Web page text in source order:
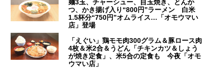
麺3玉、チャーシュー、目玉焼き、とんか
つ、かき揚げ入り“800円”ラーメン 白米
1.5杯分“750円”オムライス…「オモウマい
店」登場
「えぐい」鶏モモ肉300グラム＆豚ロース肉
4枚＆米2合＆うどん「チキンカツ＆しょう
が焼き定食」、米5合の定食も 今夜「オモ
ウマい店」